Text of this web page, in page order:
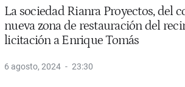
La sociedad Rianra Proyectos, del
nueva zona de restauración del
licitación a Enrique Tomás
6 agosto, 2024 23:30